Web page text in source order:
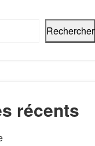
Rechercher
récents